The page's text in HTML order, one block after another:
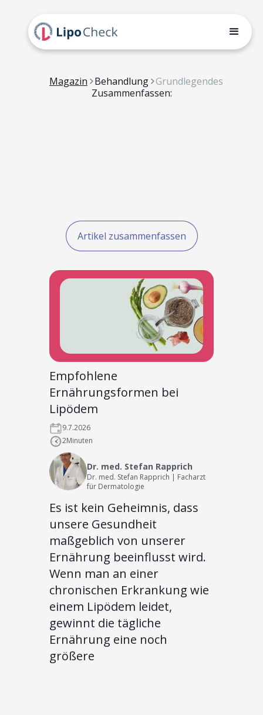
Magazin Behandlung Grundlegendes
Zusammenfassen:
Artikel zusammenfassen
Empfohlene
Ernährungsformen bei
Lipödem
9.7.2026
2Minuten
Dr. med. Stefan Rapprich
Dr. med. Stefan Rapprich | Facharzt
für Dermatologie
Es ist kein Geheimnis, dass
unsere Gesundheit
maßgeblich von unserer
Ernährung beeinflusst wird.
Wenn man an einer
chronischen Erkrankung wie
einem Lipödem leidet,
gewinnt die tägliche
Ernährung eine noch
größere